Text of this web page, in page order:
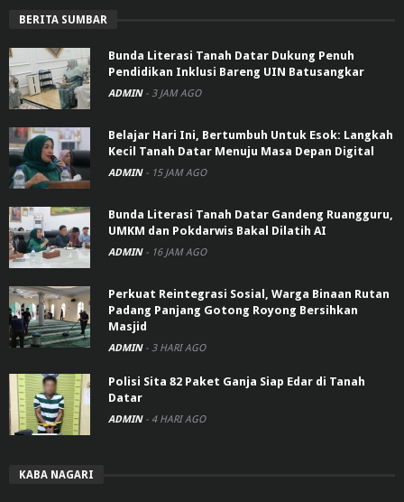
BERITA SUMBAR
Bunda Literasi Tanah Datar Dukung Penuh
Pendidikan Inklusi Bareng UIN Batusangkar
ADMIN - 3 JAM AGO
Belajar Hari Ini, Bertumbuh Untuk Esok: Langkah
Kecil Tanah Datar Menuju Masa Depan Digital
ADMIN - 15 JAM AGO
Bunda Literasi Tanah Datar Gandeng Ruangguru,
UMKM dan Pokdarwis Bakal Dilatih AI
ADMIN - 16 JAM AGO
Perkuat Reintegrasi Sosial, Warga Binaan Rutan
Padang Panjang Gotong Royong Bersihkan
Masjid
ADMIN - 3 HARI AGO
Polisi Sita 82 Paket Ganja Siap Edar di Tanah
Datar
ADMIN - 4 HARI AGO
KABA NAGARI